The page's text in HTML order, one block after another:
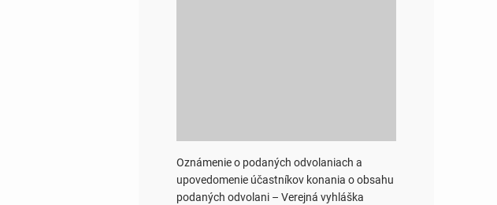
Oznámenie o podaných odvolaniach a
upovedomenie účastníkov konania o obsahu
podaných odvolani – Verejná vyhláška